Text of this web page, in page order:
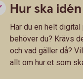
Hur ska
Har du en helt
behöver du? Krävs
och vad gäller då?
allt om hur:et som